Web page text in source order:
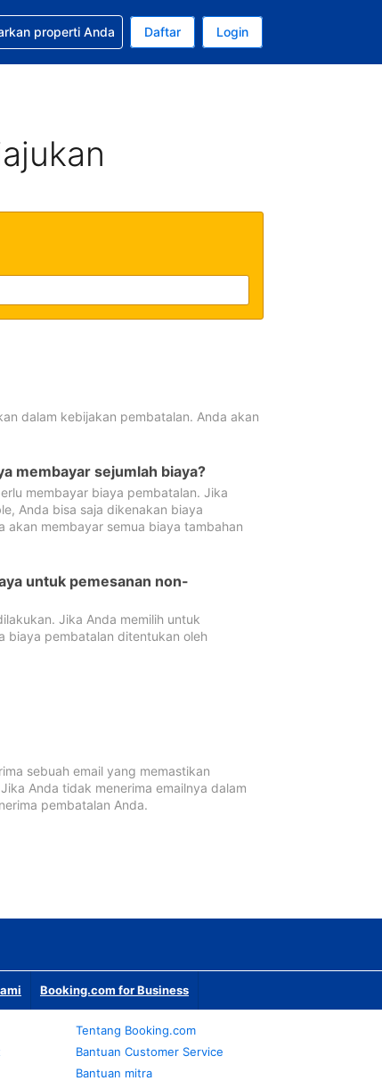
uang Anda saat ini adalah Dolar Amerika Serikat
Bahasa Anda saat ini adalah Bahasa Indonesia
bantuan untuk pemesanan Anda
properti Anda Daftar Login
dalam kebijakan pembatalan. Anda akan
membayar sejumlah biaya?
membayar biaya pembatalan. Jika
Anda bisa saja dikenakan biaya
akan membayar semua biaya tambahan
untuk pemesanan non-
Jika Anda memilih untuk
biaya pembatalan ditentukan oleh
sebuah email yang memastikan
Anda tidak menerima emailnya dalam
pembatalan Anda.
Booking.com for Business
Tentang Booking.com
Bantuan Customer Service
Bantuan mitra